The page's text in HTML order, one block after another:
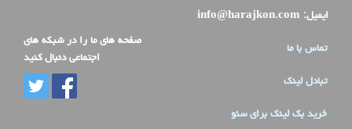
ایمیل: info@harajkon.com
تماس با ما
تبادل لینک
خرید بک لینک برای سئو
صفحه های ما را در شبکه های
اجتماعی دنبال کنید